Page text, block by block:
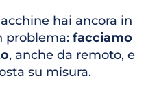
hai ancora in
problema: facciamo
, anche da remoto, e
su misura.